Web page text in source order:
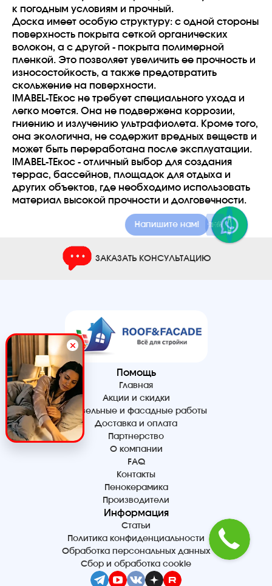
к погодным условиям и прочный.
Доска имеет особую структуру: с одной стороны
поверхность покрыта сеткой органических
волокон, а с другой - покрыта полимерной
пленкой. Это позволяет увеличить ее прочность и
износостойкость, а также предотвратить
скольжение на поверхности.
IMABEL-ТЕкос не требует специального ухода и
легко моется. Она не подвержена коррозии,
гниению и излучению ультрафиолета. Кроме того,
она экологична, не содержит вредных веществ и
может быть переработана после эксплуатации.
IMABEL-ТЕкос - отличный выбор для создания
террас, бассейнов, площадок для отдыха и
других объектов, где необходимо использовать
материал высокой прочности и долговечности.
ЗАКАЗАТЬ КОНСУЛЬТАЦИЮ
Помощь
Главная
Акции и скидки
Кровельные и фасадные работы
Доставка и оплата
Партнерство
О компании
FAQ
Контакты
Пенокерамика
Производители
Информация
Статьи
Политика конфиденциальности
Обработка персональных данных
Сбор и обработка cookie
Напишите в MAX!